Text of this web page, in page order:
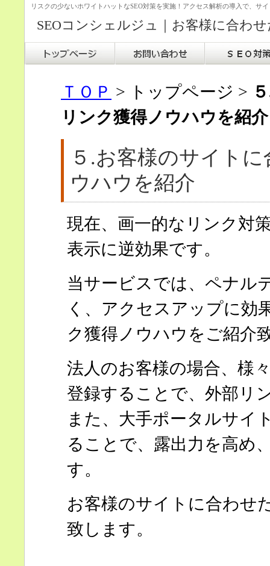
リスクの少ないホワイトハットなSEO対策を実施！アクセス解析の導入で、サ
SEOコンシェルジュ｜お客様に合わ
ＴＯＰ > トップページ >
リンク獲得ノウハウを紹介
５.お客様のサイト
ウハウを紹介
現在、画一的なリンク対
表示に逆効果です。
当サービスでは、ペナル
く、アクセスアップに効
ク獲得ノウハウをご紹介
法人のお客様の場合、様
登録することで、外部リ
また、大手ポータルサイ
ることで、露出力を高め
す。
お客様のサイトに合わせ
致します。